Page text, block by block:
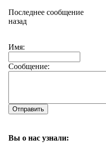
Последнее сообщение
назад
Имя:
Сообщение:
Отправить
Вы о нас узнали: